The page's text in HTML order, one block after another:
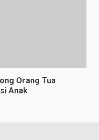
Orang Tua
Anak